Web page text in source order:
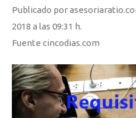
Publicado por
2018 a las 09:31 h.
Fuente cincodias.com